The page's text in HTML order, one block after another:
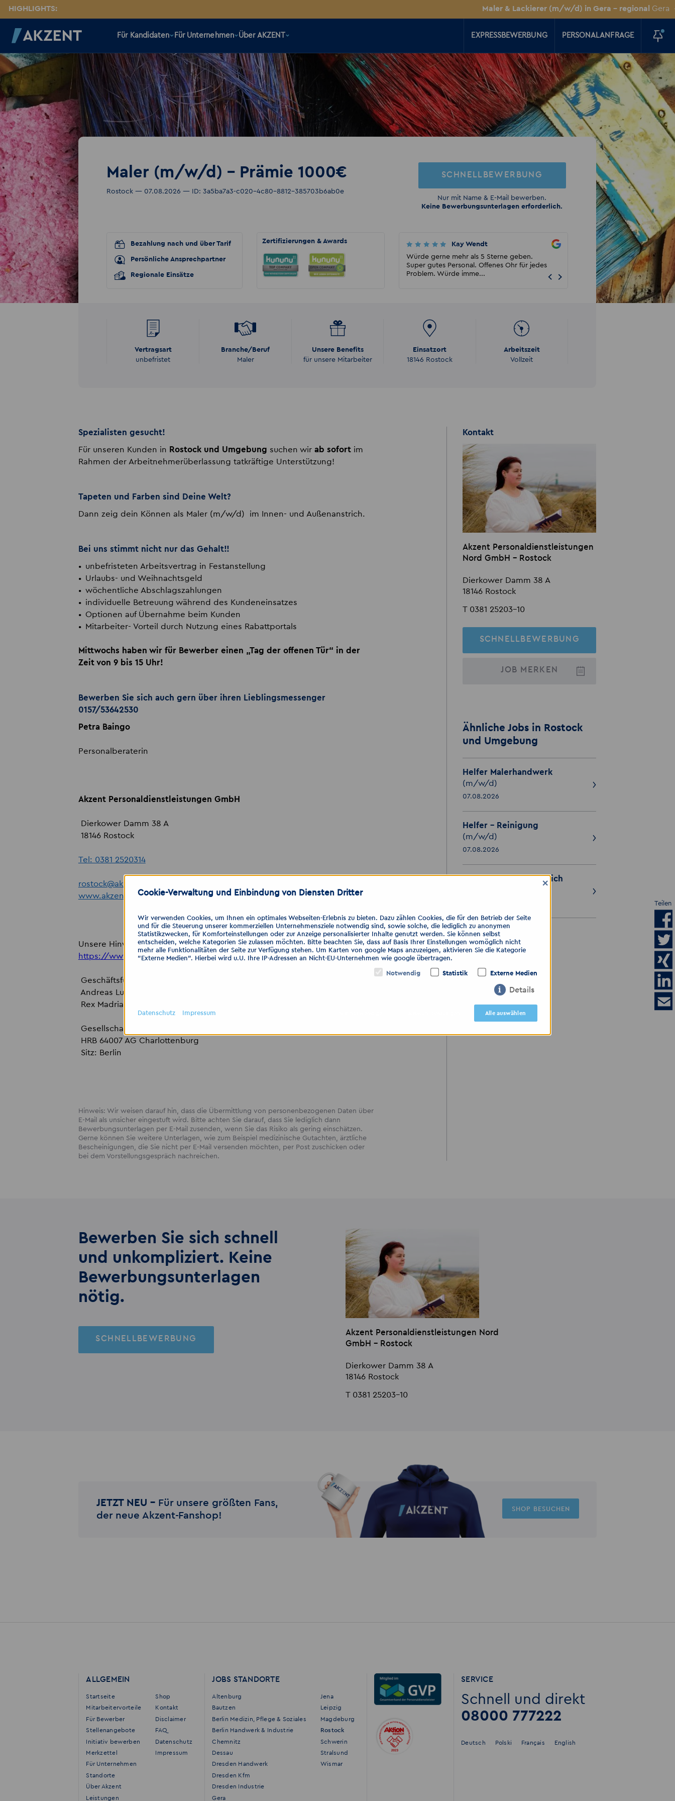
HIGHLIGHTS: Maler & Lackierer (m/w/d) in Gera – regional Gera +++
Für Kandidaten Für Unternehmen Über AKZENT EXPRESSBEWERBUNG PERSONALANFRAGE
Maler (m/w/d) - Prämie 1000€
Rostock — 07.08.2026 — ID: 3a5ba7a3-c020-4c80-8812-385703b6ab0e
SCHNELLBEWERBUNG
Nur mit Name & E-Mail bewerben.
Keine Bewerbungsunterlagen erforderlich.
Bezahlung nach und über Tarif
Persönliche Ansprechpartner
Regionale Einsätze
Zertifizierungen & Awards
Thomas
Bin sehr zufrieden wurde schnell und
unkompliziert innerhalb von Dresden
vermittelt. Das Betriebskli...
Kay Wendt
Würde gerne mehr als 5 Sterne geben.
Super gutes Personal. Offenes Ohr für jedes
Problem. Würde imme...
harry last
Ich arbeite seit 6 Jahren und 6
Akzent in Stralsund. Mir gefällt es
und wenn ic...
Vertragsart
unbefristet
Branche/Beruf
Maler
Unsere Benefits
für unsere Mitarbeiter
Einsatzort
18146 Rostock
Arbeitszeit
Vollzeit
Spezialisten gesucht!
Für unseren Kunden in Rostock und Umgebung suchen wir ab sofortim
Rahmen der Arbeitnehmerüberlassung tatkräftige Unterstützung!
Tapeten und Farben sind Deine Welt?
Dann zeig dein Können als Maler (m/w/d) im Innen- und Außenanstrich.
Bei uns stimmt nicht nur das Gehalt!!
unbefristeten Arbeitsvertrag in Festanstellung
Urlaubs- und Weihnachtsgeld
wöchentliche Abschlagszahlungen
individuelle Betreuung während des Kundeneinsatzes
Optionen auf Übernahme beim Kunden
Mitarbeiter- Vorteil durch Nutzung eines Rabattportals
Mittwochs haben wir für Bewerber einen „Tag der offenen Tür“ in der
Zeit von 9 bis 15 Uhr!
Bewerben Sie sich auch gern über ihren Lieblingsmessenger
0157/53642530
Petra Baingo
Personalberaterin
Akzent Personaldienstleistungen GmbH
Dierkower Damm 38 A
18146 Rostock
Tel: 0381 2520314
rostock@akzent-personal.de
www.akzent-personal.de
Unsere Hinweise zum Datenschutz finden Sie hier:
https://www.akzent-personal.de/datenschutz-erstinformation
Geschäftsführer:
Andreas Luthardt
Rex Madrian
Gesellschaft mit beschränkter Haftung
HRB 64007 AG Charlottenburg
Sitz: Berlin
Hinweis: Wir weisen darauf hin, dass die Übermittlung von personenbezogenen Daten über
E-Mail als unsicher eingestuft wird. Bitte achten Sie darauf, dass Sie lediglich dann
Bewerbungsunterlagen per E-Mail zusenden, wenn Sie das Risiko als gering einschätzen.
Gerne können Sie weitere Unterlagen, wie zum Beispiel medizinische Gutachten, ärztliche
Bescheinigungen, die Sie nicht per E-Mail versenden möchten, per Post zuschicken oder
bei dem Vorstellungsgespräch nachreichen.
Kontakt
Akzent Personaldienstleistungen
Nord GmbH - Rostock
Dierkower Damm 38 A
18146 Rostock
T 0381 25203-10
SCHNELLBEWERBUNG
JOB MERKEN
Ähnliche Jobs in Rostock
und Umgebung
Helfer Malerhandwerk
(m/w/d)
07.08.2026
Helfer - Reinigung
(m/w/d)
07.08.2026
Helfer im Elektrobereich
ALLE ANZEIGEN
Bewerben Sie sich schnell
und unkompliziert. Keine
Bewerbungs­unterlagen
nötig.
SCHNELLBEWERBUNG
Akzent Personaldienstleistungen Nord
GmbH - Rostock
Dierkower Damm 38 A
18146 Rostock
T 0381 25203-10
Teilen
JETZT NEU – Für unsere größten Fans,
der neue Akzent-Fanshop!
SHOP BESUCHEN
ALLGEMEIN
Startseite
Mitarbeitervorteile
Für Bewerber
Stellenangebote
Initiativ bewerben
Merkzettel
Für Unternehmen
Standorte
Über Akzent
Leistungen
Shop
Kontakt
Disclaimer
FAQ
Datenschutz
Impressum
JOBS STANDORTE
Altenburg
Bautzen
Berlin Medizin, Pflege & Soziales
Berlin Handwerk & Industrie
Chemnitz
Dessau
Dresden Handwerk
Dresden Kfm
Dresden Industrie
Gera
Jena
Leipzig
Magdeburg
Rostock
Schwerin
Stralsund
Wismar
SERVICE
Schnell und direkt
08000 777222
Deutsch Polski Français English
Cookie-Verwaltung und Einbindung von Diensten Dritter
×
Wir verwenden Cookies, um Ihnen ein optimales Webseiten-Erlebnis zu bieten. Dazu zählen Cookies, die für den Betrieb der Seite
und für die Steuerung unserer kommerziellen Unternehmensziele notwendig sind, sowie solche, die lediglich zu anonymen
Statistikzwecken, für Komforteinstellungen oder zur Anzeige personalisierter Inhalte genutzt werden. Sie können selbst
entscheiden, welche Kategorien Sie zulassen möchten. Bitte beachten Sie, dass auf Basis Ihrer Einstellungen womöglich nicht
mehr alle Funktionalitäten der Seite zur Verfügung stehen. Um Karten von google Maps anzuzeigen, aktivieren Sie die Kategorie
"Externe Medien". Hierbei wird u.U. Ihre IP-Adressen an Nicht-EU-Unternehmen wie google übertragen.
Notwendig Statistik Externe Medien
Details
Alle auswählen
Datenschutz Impressum